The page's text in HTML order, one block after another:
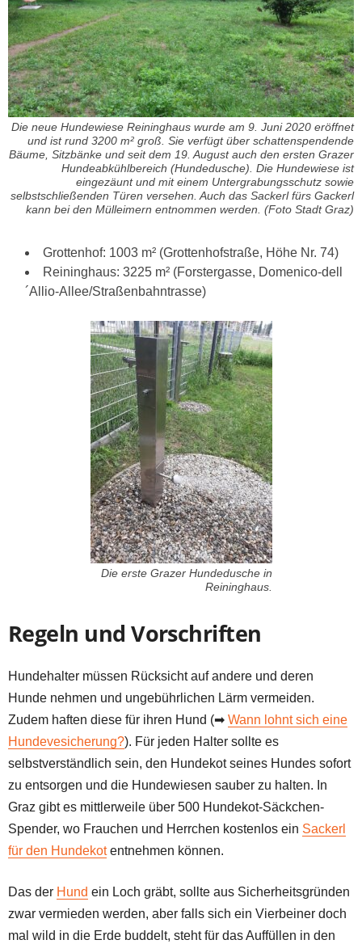
Die neue Hundewiese Reininghaus wurde am 9. Juni 2020 eröffnet
und ist rund 3200 m² groß. Sie verfügt über schattenspendende
Bäume, Sitzbänke und seit dem 19. August auch den ersten Grazer
Hundeabkühlbereich (Hundedusche). Die Hundewiese ist
eingezäunt und mit einem Untergrabungsschutz sowie
selbstschließenden Türen versehen. Auch das Sackerl fürs Gackerl
kann bei den Mülleimern entnommen werden. (Foto Stadt Graz)
Grottenhof: 1003 m² (Grottenhofstraße, Höhe Nr. 74)
Reininghaus: 3225 m² (Forstergasse, Domenico-dell
´Allio-Allee/Straßenbahntrasse)
Die erste Grazer Hundedusche in
Reininghaus.
Regeln und Vorschriften
Hundehalter müssen Rücksicht auf andere und deren
Hunde nehmen und ungebührlichen Lärm vermeiden.
Zudem haften diese für ihren Hund (➡ Wann lohnt sich eine
Hundevesicherung?). Für jeden Halter sollte es
selbstverständlich sein, den Hundekot seines Hundes sofort
zu entsorgen und die Hundewiesen sauber zu halten. In
Graz gibt es mittlerweile über 500 Hundekot-Säckchen-
Spender, wo Frauchen und Herrchen kostenlos ein Sackerl
für den Hundekotentnehmen können.
Das der Hund ein Loch gräbt, sollte aus Sicherheitsgründen
zwar vermieden werden, aber falls sich ein Vierbeiner doch
mal wild in die Erde buddelt, steht für das Auffüllen in den